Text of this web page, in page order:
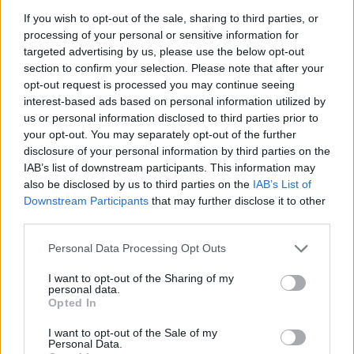
If you wish to opt-out of the sale, sharing to third parties, or
processing of your personal or sensitive information for
targeted advertising by us, please use the below opt-out
section to confirm your selection. Please note that after your
opt-out request is processed you may continue seeing
interest-based ads based on personal information utilized by
us or personal information disclosed to third parties prior to
your opt-out. You may separately opt-out of the further
disclosure of your personal information by third parties on the
IAB’s list of downstream participants. This information may
also be disclosed by us to third parties on the IAB’s List of
Downstream Participants that may further disclose it to other
Please note that this website/app uses one or more Google
not limited to your visit or usage behaviour. You may click to
grant or deny consent to Google and its third-party tags to
use your data for below specified purposes in below Google
consent section.
Personal Data Processing Opt Outs
I want to opt-out of the Sharing of my
personal data.
Opted In
I want to opt-out of the Sale of my
Personal Data.
Historikk, relasjoner og utvikling
Resultatet er en løsning som gir et helhetlig risikobilde –
ikke bare enkeltdetaljer.
Vil du sikre bedre kontroll over hvem du
gjør forretninger med?
Med Proff Forvalt får du komplett innsikt i roller, nettverk,
risiko, økonomi og historikk – slik at du kan ta tryggere